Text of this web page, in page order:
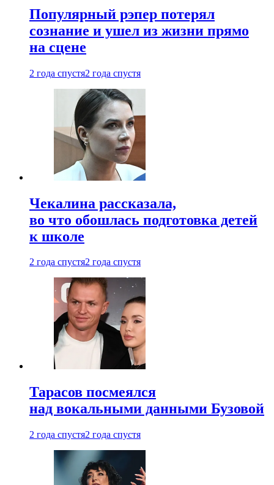
Популярный рэпер потерял
сознание и ушел из жизни прямо
на сцене
2 года спустя2 года спустя
Чекалина рассказала,
во что обошлась подготовка детей
к школе
2 года спустя2 года спустя
Тарасов посмеялся
над вокальными данными Бузовой
2 года спустя2 года спустя